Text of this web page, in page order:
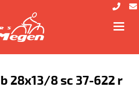
28x13/8 sc 37-622 r